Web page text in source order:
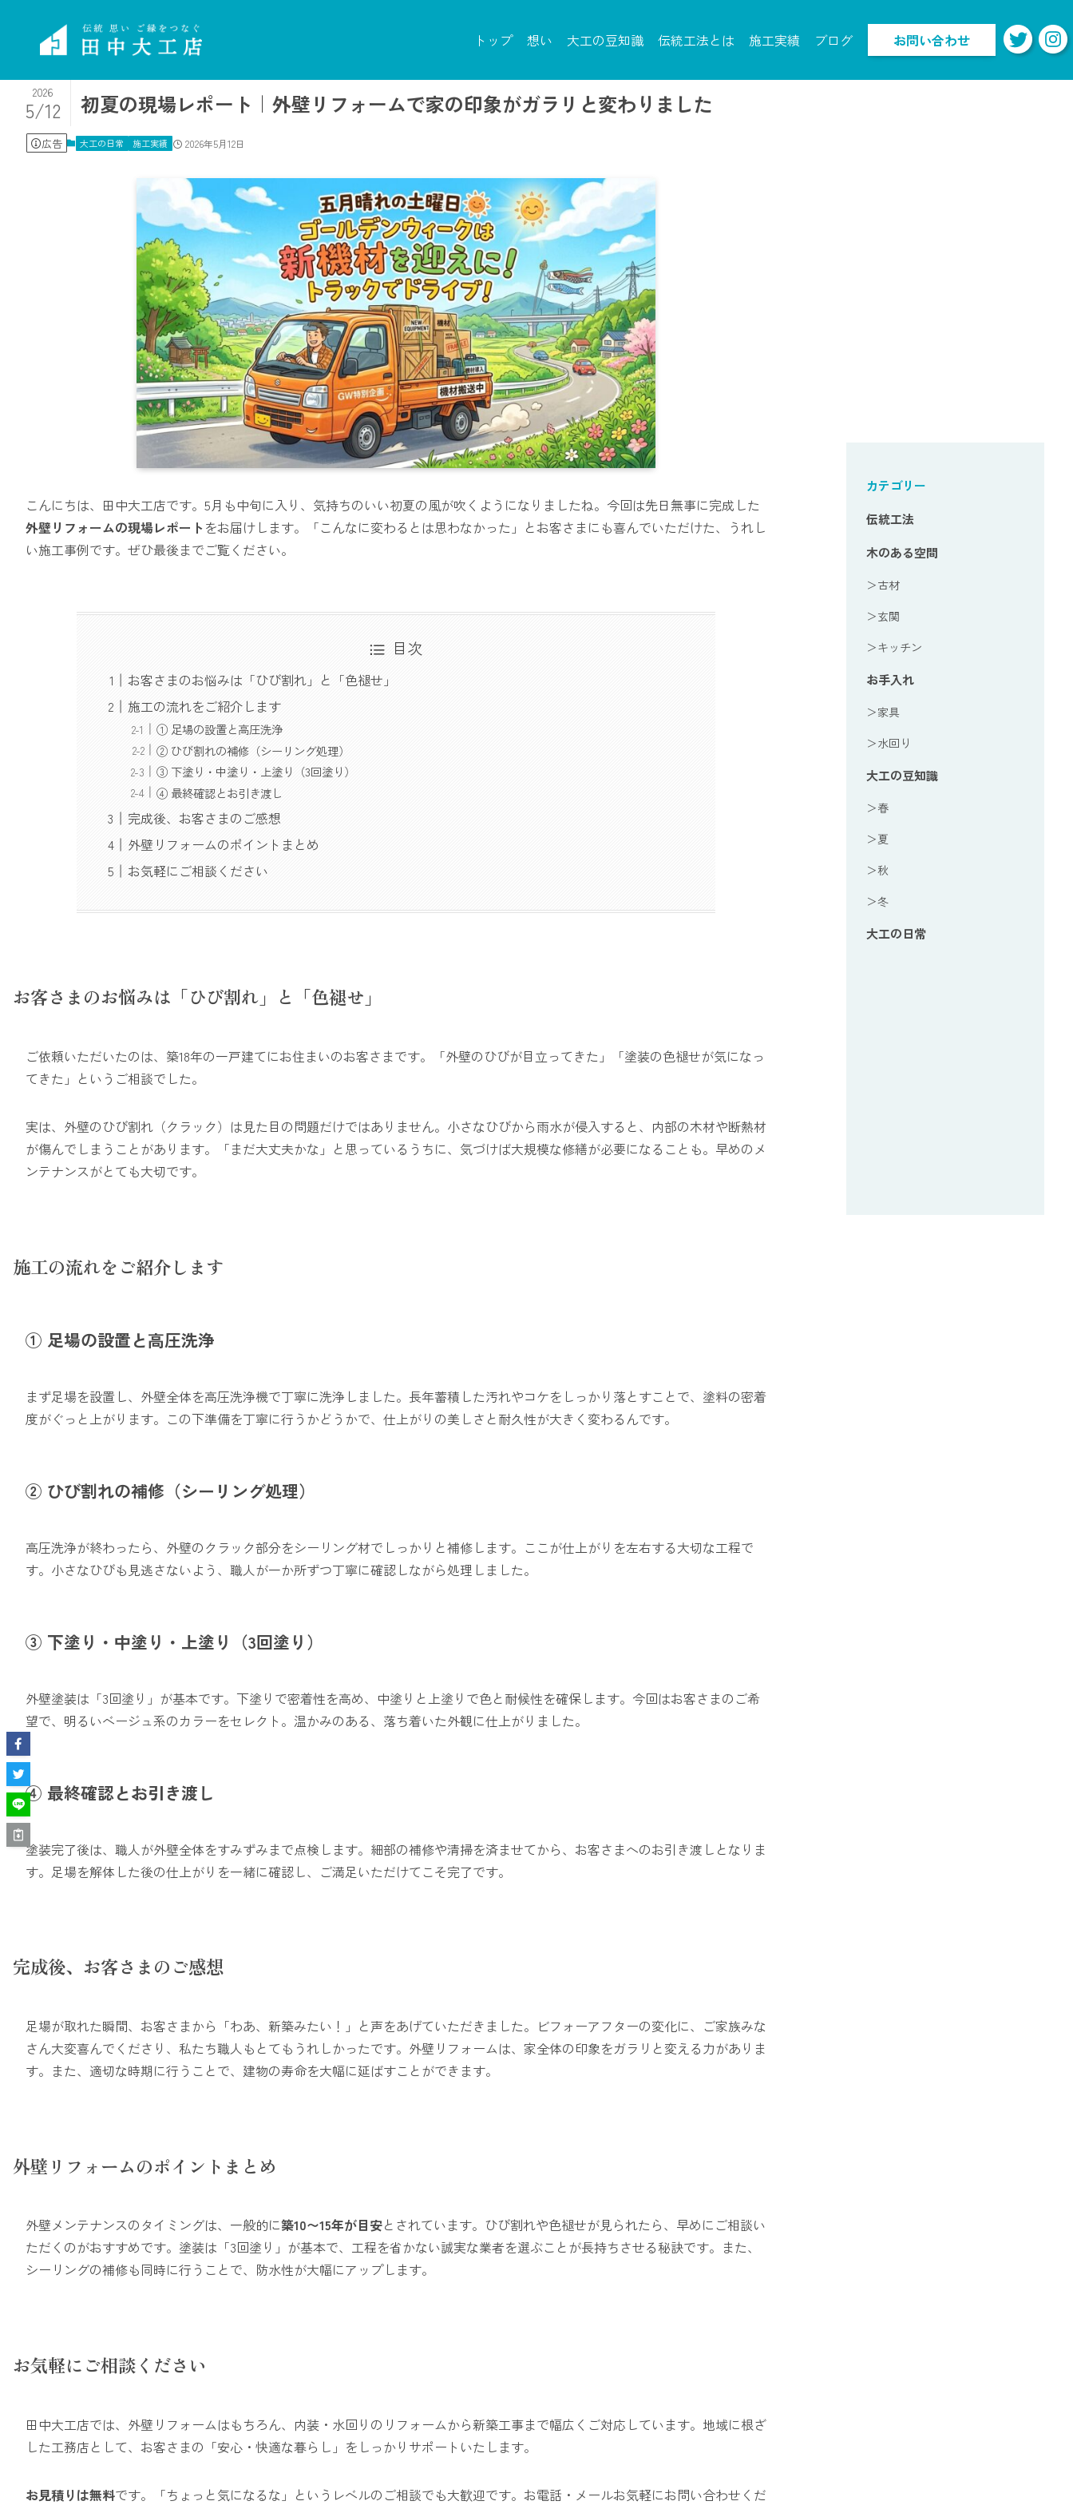
トップ 想い 大工の豆知識 伝統工法とは 施工実績 ブログ お問い合わせ
初夏の現場レポート｜外壁リフォームで家の印象がガラリと変わりました
2026
5/12
広告 大工の日常 施工実績 2026年5月12日
こんにちは、田中大工店です。5月も中旬に入り、気持ちのいい初夏の風が吹くようになりましたね。今回は先日無事に完成した
外壁リフォームの現場レポートをお届けします。「こんなに変わるとは思わなかった」とお客さまにも喜んでいただけた、うれし
い施工事例です。ぜひ最後までご覧ください。
目次
お客さまのお悩みは「ひび割れ」と「色褪せ」
施工の流れをご紹介します
① 足場の設置と高圧洗浄
② ひび割れの補修（シーリング処理）
③ 下塗り・中塗り・上塗り（3回塗り）
④ 最終確認とお引き渡し
完成後、お客さまのご感想
外壁リフォームのポイントまとめ
お気軽にご相談ください
お客さまのお悩みは「ひび割れ」と「色褪せ」
ご依頼いただいたのは、築18年の一戸建てにお住まいのお客さまです。「外壁のひびが目立ってきた」「塗装の色褪せが気になっ
てきた」というご相談でした。
実は、外壁のひび割れ（クラック）は見た目の問題だけではありません。小さなひびから雨水が侵入すると、内部の木材や断熱材
が傷んでしまうことがあります。「まだ大丈夫かな」と思っているうちに、気づけば大規模な修繕が必要になることも。早めのメ
ンテナンスがとても大切です。
施工の流れをご紹介します
① 足場の設置と高圧洗浄
まず足場を設置し、外壁全体を高圧洗浄機で丁寧に洗浄しました。長年蓄積した汚れやコケをしっかり落とすことで、塗料の密着
度がぐっと上がります。この下準備を丁寧に行うかどうかで、仕上がりの美しさと耐久性が大きく変わるんです。
② ひび割れの補修（シーリング処理）
高圧洗浄が終わったら、外壁のクラック部分をシーリング材でしっかりと補修します。ここが仕上がりを左右する大切な工程で
す。小さなひびも見逃さないよう、職人が一か所ずつ丁寧に確認しながら処理しました。
③ 下塗り・中塗り・上塗り（3回塗り）
外壁塗装は「3回塗り」が基本です。下塗りで密着性を高め、中塗りと上塗りで色と耐候性を確保します。今回はお客さまのご希
望で、明るいベージュ系のカラーをセレクト。温かみのある、落ち着いた外観に仕上がりました。
④ 最終確認とお引き渡し
塗装完了後は、職人が外壁全体をすみずみまで点検します。細部の補修や清掃を済ませてから、お客さまへのお引き渡しとなりま
す。足場を解体した後の仕上がりを一緒に確認し、ご満足いただけてこそ完了です。
完成後、お客さまのご感想
足場が取れた瞬間、お客さまから「わあ、新築みたい！」と声をあげていただきました。ビフォーアフターの変化に、ご家族みな
さん大変喜んでくださり、私たち職人もとてもうれしかったです。外壁リフォームは、家全体の印象をガラリと変える力がありま
す。また、適切な時期に行うことで、建物の寿命を大幅に延ばすことができます。
外壁リフォームのポイントまとめ
外壁メンテナンスのタイミングは、一般的に築10〜15年が目安とされています。ひび割れや色褪せが見られたら、早めにご相談い
ただくのがおすすめです。塗装は「3回塗り」が基本で、工程を省かない誠実な業者を選ぶことが長持ちさせる秘訣です。また、
シーリングの補修も同時に行うことで、防水性が大幅にアップします。
お気軽にご相談ください
田中大工店では、外壁リフォームはもちろん、内装・水回りのリフォームから新築工事まで幅広くご対応しています。地域に根ざ
した工務店として、お客さまの「安心・快適な暮らし」をしっかりサポートいたします。
お見積りは無料です。「ちょっと気になるな」というレベルのご相談でも大歓迎です。お電話・メールお気軽にお問い合わせくだ
カテゴリー
伝統工法
木のある空間
＞古材
＞玄関
＞キッチン
お手入れ
＞家具
＞水回り
大工の豆知識
＞春
＞夏
＞秋
＞冬
大工の日常